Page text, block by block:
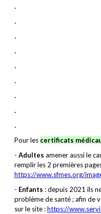
.
.
.
.
.
.
.
.
.
Pour les certificats
- Adultes amener aussi le
remplir les 2 premières
https://www.sfmes.org/
- Enfants : depuis 2021 ils
problème de santé ; afin de
sur le site :https://